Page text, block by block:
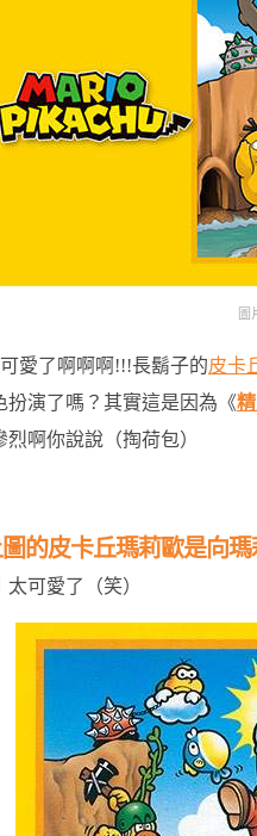
圖
愛了啊啊啊!!!長鬍子的皮卡
扮演了嗎？其實這是因為《
啊你說說（掏荷包）
的皮卡丘瑪莉歐是向瑪
可愛了（笑）